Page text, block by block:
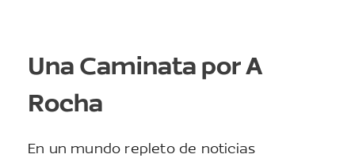
Una Caminata por A
Rocha
En un mundo repleto de noticias